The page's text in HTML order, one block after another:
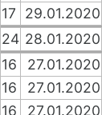
17
29.01.2020
24 28.01.2020
16
27.01.2020
16
27.01.2020
16
27.01.2020